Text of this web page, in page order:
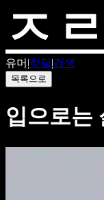
유머 |핫딜|검색
목록으로
입으로는